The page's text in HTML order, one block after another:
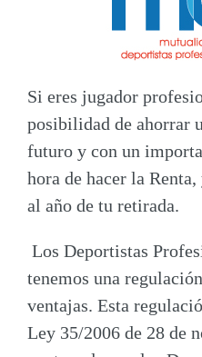
Si eres jugador
posibilidad de ahorrar
futuro y con un
hora de hacer la
al año de tu retirada.
Los Deportistas
tenemos una
ventajas. Esta
Ley 35/2006 de 28 de